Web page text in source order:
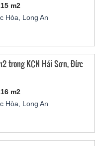
m2
Hòa, Long An
trong KCN Hải Sơn, Đức
m2
Hòa, Long An